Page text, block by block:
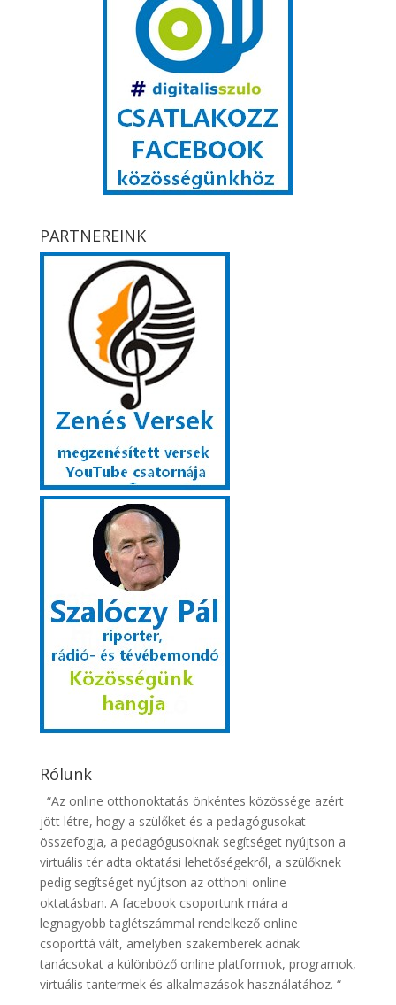
PARTNEREINK
Rólunk
“Az online otthonoktatás önkéntes közössége azért
jött létre, hogy a szülőket és a pedagógusokat
összefogja, a pedagógusoknak segítséget nyújtson a
virtuális tér adta oktatási lehetőségekről, a szülőknek
pedig segítséget nyújtson az otthoni online
oktatásban. A facebook csoportunk mára a
legnagyobb taglétszámmal rendelkező online
csoporttá vált, amelyben szakemberek adnak
tanácsokat a különböző online platformok, programok,
virtuális tantermek és alkalmazások használatához. “